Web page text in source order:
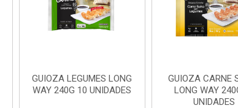
GUIOZA LEGUMES LONG
WAY 240G 10 UNIDADES
GUIOZA CARNE
LONG WAY
UNIDADES